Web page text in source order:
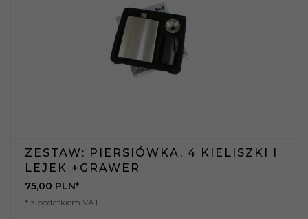
ZESTAW: PIERSIÓWKA, 4 KIELISZKI I
LEJEK +GRAWER
75,00 PLN*
* z podatkiem VAT